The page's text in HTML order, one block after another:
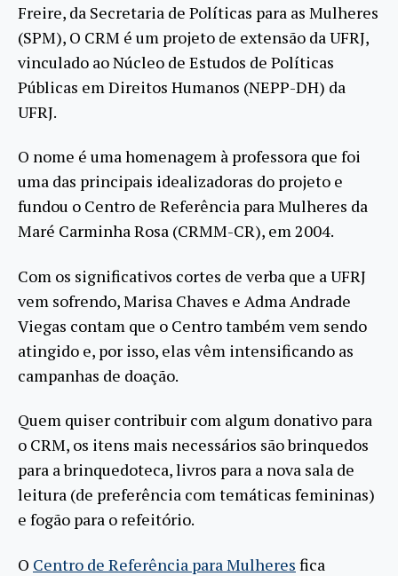
Freire, da Secretaria de Políticas para as Mulheres
(SPM), O CRM é um projeto de extensão da UFRJ,
vinculado ao Núcleo de Estudos de Políticas
Públicas em Direitos Humanos (NEPP-DH) da
UFRJ.
O nome é uma homenagem à professora que foi
uma das principais idealizadoras do projeto e
fundou o Centro de Referência para Mulheres da
Maré Carminha Rosa (CRMM-CR), em 2004.
Com os significativos cortes de verba que a UFRJ
vem sofrendo, Marisa Chaves e Adma Andrade
Viegas contam que o Centro também vem sendo
atingido e, por isso, elas vêm intensificando as
campanhas de doação.
Quem quiser contribuir com algum donativo para
o CRM, os itens mais necessários são brinquedos
para a brinquedoteca, livros para a nova sala de
leitura (de preferência com temáticas femininas)
e fogão para o refeitório.
O Centro de Referência para Mulheres fica